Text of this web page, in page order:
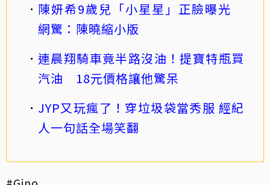
陳妍希9歲兒「小星星」正臉曝光
網驚：陳曉縮小版
連晨翔騎車竟半路沒油！提寶特瓶買
汽油 18元價格讓他驚呆
JYP又玩瘋了！穿垃圾袋當秀服 經紀
人一句話全場笑翻